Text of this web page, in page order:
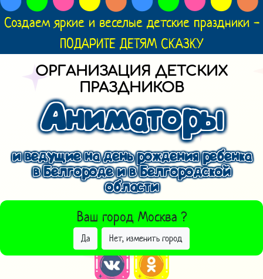
Создаем яркие и веселые детские праздники -
ПОДАРИТЕ ДЕТЯМ СКАЗКУ
ОРГАНИЗАЦИЯ ДЕТСКИХ
ПРАЗДНИКОВ
Аниматоры
и ведущие на день рождения ребенка
в Белгороде и в Белгородской
области
Ваш город Москва ?
Да Нет, изменить город
ВЫБРАТЬ ДРУГОЙ ГОРОД